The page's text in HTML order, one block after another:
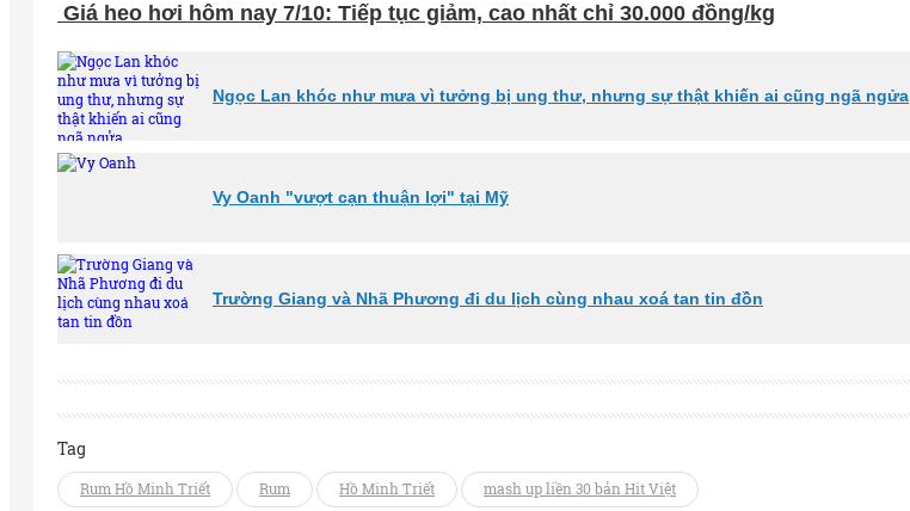
Giá heo hơi hôm nay 7/10: Tiếp tục giảm, cao nhất chỉ 30.000 đồng/kg
Ngọc Lan khóc như mưa vì tưởng bị ung thư, nhưng sự thật khiến ai cũng ngã ngửa
Vy Oanh "vượt cạn thuận lợi" tại Mỹ
Trường Giang và Nhã Phương đi du lịch cùng nhau xoá tan tin đồn
Tag
Rum Hồ Minh Triết Rum Hồ Minh Triết mash up liền 30 bản Hit Việt